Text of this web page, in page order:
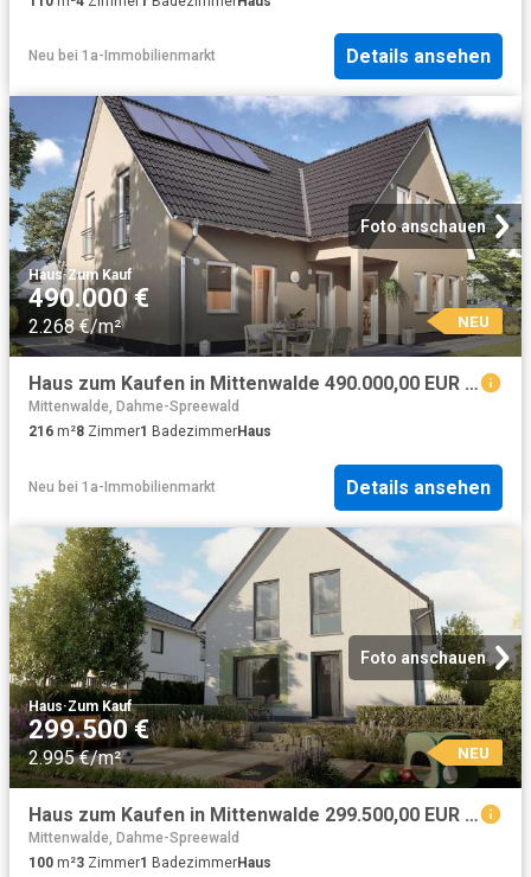
Neu bei 1a-Immobilienmarkt Details ansehen
Foto anschauen
Haus·Zum Kauf
490.000 €
2.268 €/m² NEU
Haus zum Kaufen in Mittenwalde 490.000,00 EUR 216 m²
Mittenwalde, Dahme-Spreewald
216 m²8 Zimmer1 BadezimmerHaus
Neu bei 1a-Immobilienmarkt Details ansehen
Foto anschauen
Haus·Zum Kauf
299.500 €
2.995 €/m² NEU
Haus zum Kaufen in Mittenwalde 299.500,00 EUR 100 m²
Mittenwalde, Dahme-Spreewald
100 m²3 Zimmer1 BadezimmerHaus